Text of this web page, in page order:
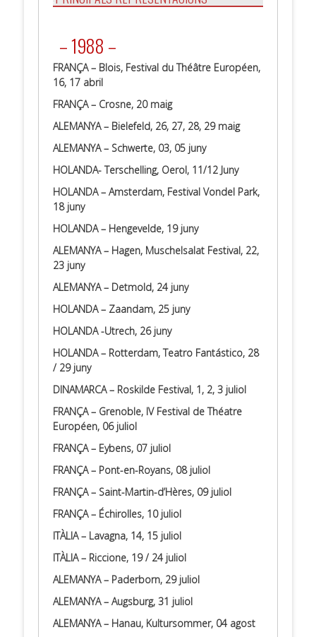
– 1988 –
FRANÇA – Blois, Festival du Théâtre Européen,
16, 17 abril
FRANÇA – Crosne, 20 maig
ALEMANYA – Bielefeld, 26, 27, 28, 29 maig
ALEMANYA – Schwerte, 03, 05 juny
HOLANDA- Terschelling, Oerol, 11/12 Juny
HOLANDA – Amsterdam, Festival Vondel Park,
18 juny
HOLANDA – Hengevelde, 19 juny
ALEMANYA – Hagen, Muschelsalat Festival, 22,
23 juny
ALEMANYA – Detmold, 24 juny
HOLANDA – Zaandam, 25 juny
HOLANDA -Utrech, 26 juny
HOLANDA – Rotterdam, Teatro Fantástico, 28
/ 29 juny
DINAMARCA – Roskilde Festival, 1, 2, 3 juliol
FRANÇA – Grenoble, IV Festival de Théatre
Européen, 06 juliol
FRANÇA – Eybens, 07 juliol
FRANÇA – Pont-en-Royans, 08 juliol
FRANÇA – Saint-Martin-d’Hères, 09 juliol
FRANÇA – Échirolles, 10 juliol
ITÀLIA – Lavagna, 14, 15 juliol
ITÀLIA – Riccione, 19 / 24 juliol
ALEMANYA – Paderborn, 29 juliol
ALEMANYA – Augsburg, 31 juliol
ALEMANYA – Hanau, Kultursommer, 04 agost